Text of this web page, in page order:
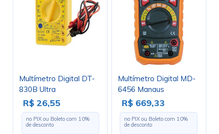
Multímetro Digital DT-
830B Ultra
R$ 26,55
no PIX ou Boleto com 10%
de desconto
Multímetro Digital MD-
6456 Manaus
R$ 669,33
no PIX ou Boleto com 10%
de desconto